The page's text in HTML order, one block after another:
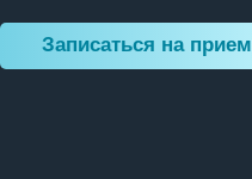
Записаться на прием